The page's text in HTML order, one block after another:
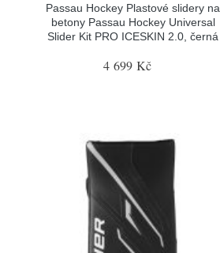
Passau Hockey Plastové slidery na
betony Passau Hockey Universal
Slider Kit PRO ICESKIN 2.0, černá
4 699 Kč